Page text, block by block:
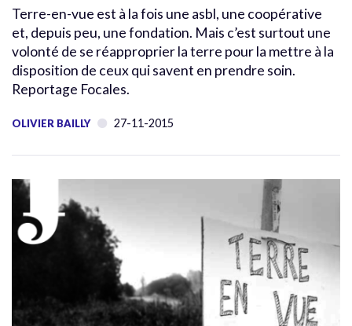
Terre-en-vue est à la fois une asbl, une coopérative
et, depuis peu, une fondation. Mais c’est surtout une
volonté de se réapproprier la terre pour la mettre à la
disposition de ceux qui savent en prendre soin.
Reportage Focales.
OLIVIER BAILLY 27-11-2015